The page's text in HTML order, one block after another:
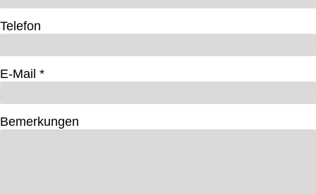
Telefon
E-Mail *
Bemerkungen